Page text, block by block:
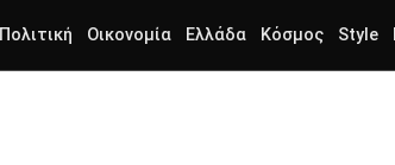
Πολιτική Οικονομία Ελλάδα Κόσμος Style